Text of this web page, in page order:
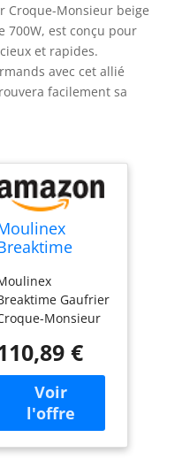
Croque-Monsieur beige
700W, est conçu pour
et rapides.
avec cet allié
facilement sa
Noir
700W SJ616A12
Gaufrier
Monsieur
Produit
dans son
emballage
d'origine
de la
originale
€